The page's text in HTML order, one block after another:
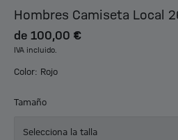
Hombres Camiseta Local
de 100,00 €
IVA incluido.
Color: Rojo
Tamaño
Selecciona la talla